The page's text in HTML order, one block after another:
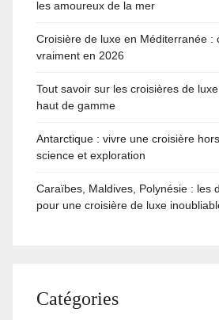
les amoureux de la mer
Croisière de luxe en Méditerranée :
vraiment en 2026
Tout savoir sur les croisières de
haut de gamme
Antarctique : vivre une croisière
science et exploration
Caraïbes, Maldives, Polynésie : les
pour une croisière de luxe
Catégories